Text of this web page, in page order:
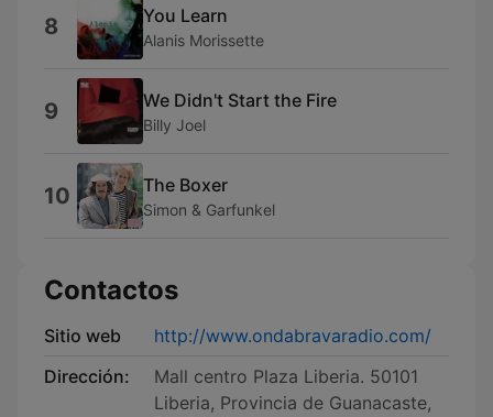
8 You Learn
Alanis Morissette
9 We Didn't Start the Fire
Billy Joel
10 The Boxer
Simon & Garfunkel
Contactos
Sitio web
http://www.ondabravaradio.com/
Dirección:
Mall centro Plaza Liberia. 50101
Liberia, Provincia de Guanacaste,